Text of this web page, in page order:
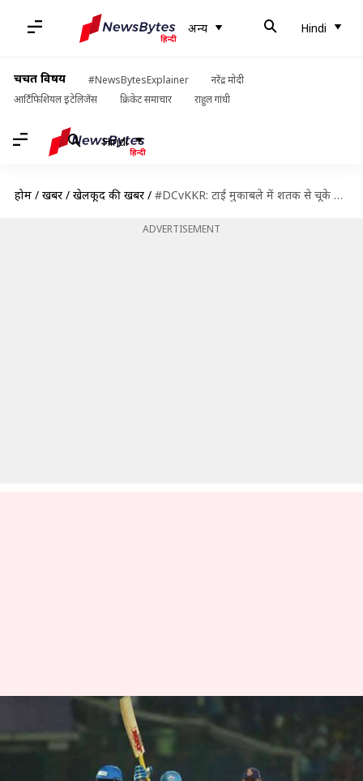
अन्य Hindi
चर्चित विषय #NewsBytesExplainer
नरेंद्र मोदी
आर्टिफिशियल इंटेलिजेंस
क्रिकेट समाचार राहुल गांधी
Hindi
होम / खबरें / खेलकूद की खबरें / #DCvKKR: टाई मुकाबले में शतक से चूके शॉ, सुपर ओवर में DC ने KKR को हराया
ADVERTISEMENT
#DCvKKR: टाई मुकाबले में शतक से
चूके शॉ, सुपर ओवर में DC ने KKR
को हराया